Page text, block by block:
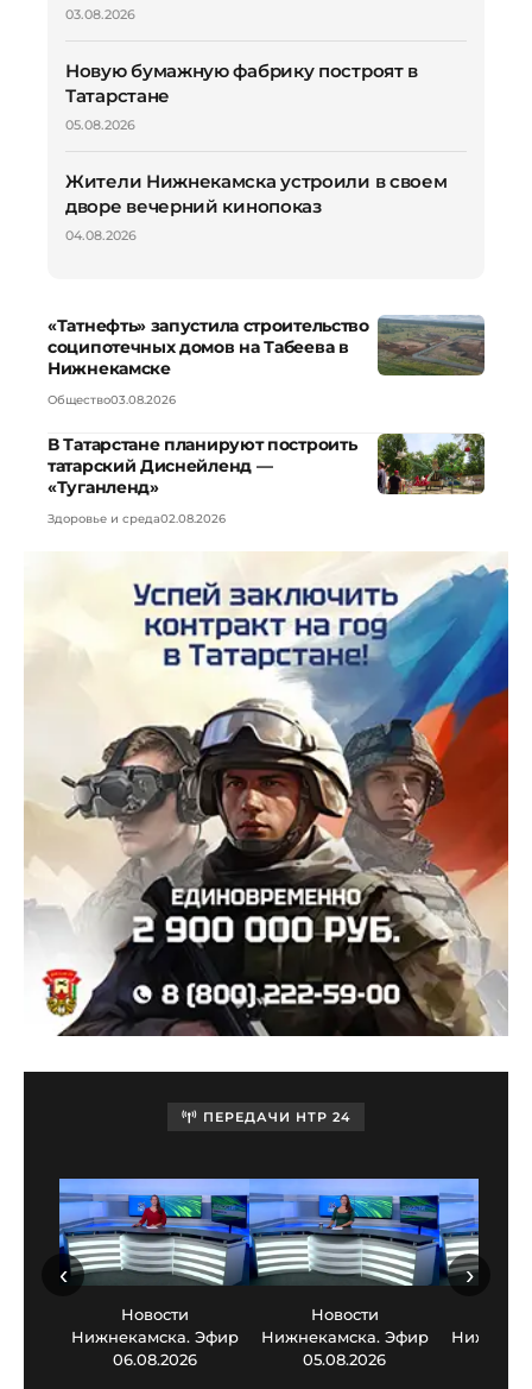
03.08.2026
Новую бумажную фабрику построят в
Татарстане
05.08.2026
Жители Нижнекамска устроили в своем
дворе вечерний кинопоказ
04.08.2026
«Татнефть» запустила строительство
соципотечных домов на Табеева в
Нижнекамске
Общество03.08.2026
В Татарстане планируют построить
татарский Диснейленд —
«Туганленд»
Здоровье и среда02.08.2026
ПЕРЕДАЧИ НТР 24
Новости
Нижнекамска. Эфир
06.08.2026
Новости
Нижнекамска. Эфир
05.08.2026
‹ ›